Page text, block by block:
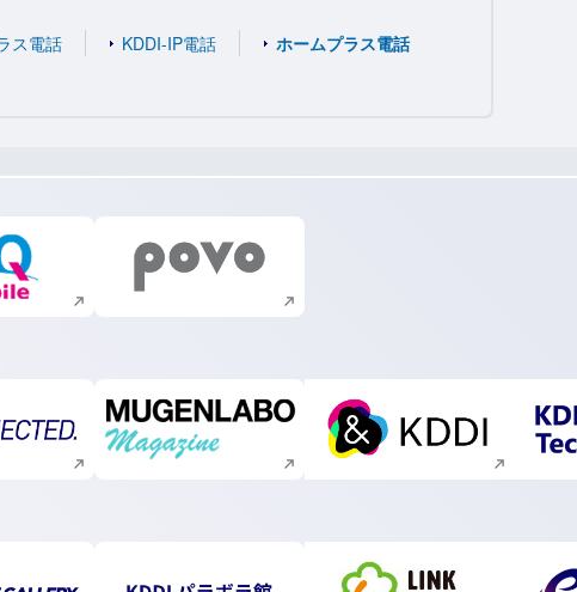
ス電話 KDDI-IP電話
ホームプラス電話
規ウィンドウで開く 新規ウィンドウで開く
規ウィンドウで開く 新規ウィンドウで開く 新規ウィンドウで開く